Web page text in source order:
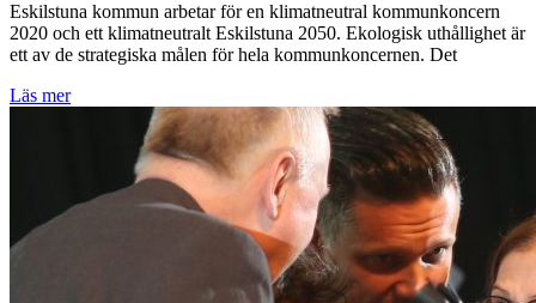
Eskilstuna kommun arbetar för en klimatneutral kommunkoncern
2020 och ett klimatneutralt Eskilstuna 2050. Ekologisk uthållighet är
ett av de strategiska målen för hela kommunkoncernen. Det
Läs mer